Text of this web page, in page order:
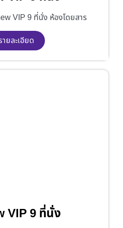
VIP 9 ที่นั่ง ห้องโดยสาร
ยละเอียด
VIP 9 ที่นั่ง